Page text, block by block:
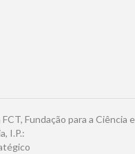
Fundação para a Ciência e
I.P.: